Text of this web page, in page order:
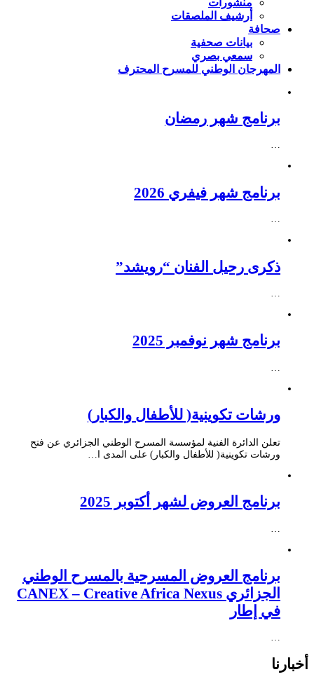
أرشيف الملصقات
صحافة
بيانات صحفية
سمعي بصري
المهرجان الوطني للمسرح المحترف
برنامج شهر رمضان
…
برنامج شهر فيفري 2026
…
ذكرى رحيل الفنان “رويشد”
…
برنامج شهر نوفمبر 2025
ورشات تكوينية( للأطفال والكبار)
تعلن الدائرة الفنية لمؤسسة المسرح الوطني الجزائري عن فتح
ورشات تكوينية( للأطفال والكبار) على المدى ا…
برنامج العروض لشهر أكتوبر 2025
برنامج العروض المسرحية بالمسرح الوطني
الجزائري CANEX – Creative Africa Nexus
في إطار
…
أخبارنا